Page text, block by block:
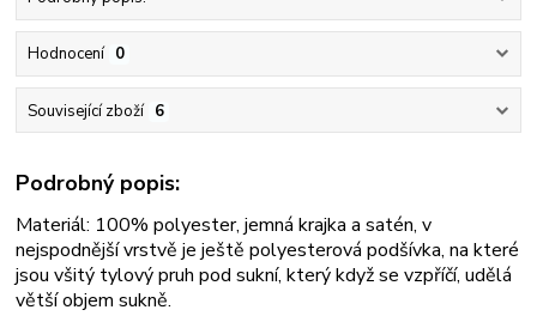
Hodnocení 0
Související zboží 6
Podrobný popis:
Materiál: 100% polyester, jemná krajka a satén, v
nejspodnější vrstvě je ještě polyesterová podšívka, na které
jsou všitý tylový pruh pod sukní, který když se vzpříčí, udělá
větší objem sukně.